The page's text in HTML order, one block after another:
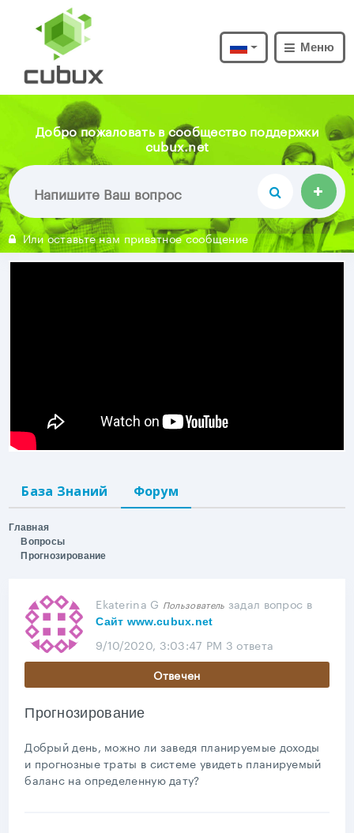
Меню
Добро пожаловать в сообщество поддержки
cubux.net
Или оставьте нам приватное сообщение
База Знаний Форум
Главная
Вопросы
Прогнозирование
Ekaterina G Пользователь задал вопрос в
Сайт www.cubux.net
9/10/2020, 3:03:47 PM 3 ответа
Отвечен
Прогнозирование
Добрый день, можно ли заведя планируемые доходы
и прогнозные траты в системе увидеть планируемый
баланс на определенную дату?